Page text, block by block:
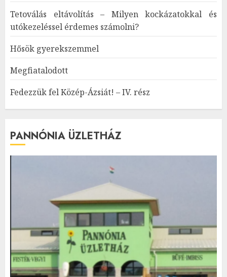
Tetoválás eltávolítás – Milyen kockázatokkal és
utókezeléssel érdemes számolni?
Hősök gyerekszemmel
Megfiatalodott
Fedezzük fel Közép-Ázsiát! – IV. rész
PANNÓNIA ÜZLETHÁZ